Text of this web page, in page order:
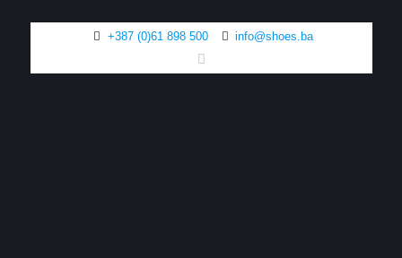
+387 (0)61 898 500 info@shoes.ba